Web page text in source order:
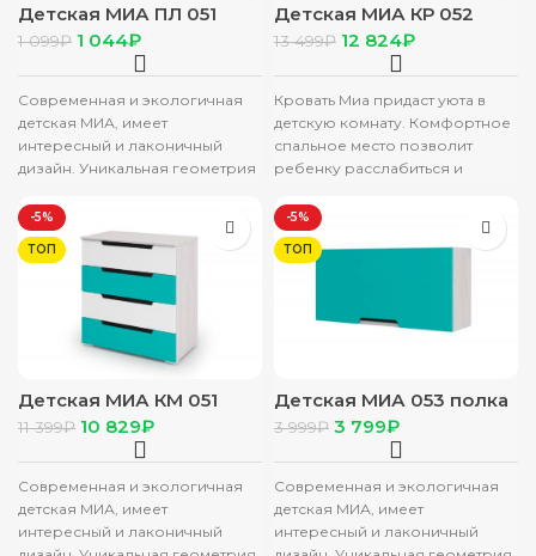
Детская МИА ПЛ 051
полка открытая
(0,373х0,35х0,21) фасад
МДФ МЕТ МАТ/корпус
1 099₽ 1 044₽
Современная и экологичная
детская МИА, имеет
интересный и лаконичный
дизайн. Уникальная геометрия
создает атмосферу ультра-
современности и
минимализма. Детская
Детская МИА КР 052
кровать (0,952х0,7х1,932)
фасад МДФ МЕТ МАТ/
корпус АНКОР
13 499₽ 12 824₽
Кровать Миа придаст уюта в
детскую комнату. Комфортное
спальное место позволит
ребенку расслабиться и
свершений. Высота,
-5%
ТОП
Детская МИА КМ 051
комод с ящиками
(0,804х0,856х0,45) фасад
МДФ МЕТ МАТ/корпус
11 399₽ 10 829₽
Современная и экологичная
детская МИА, имеет
интересный и лаконичный
-5%
ТОП
Детская МИА 053 полка
с дверкой
0,746*0,35*0,226 бирюза
мет. МДФ Мет. мат/кор.
3 999₽ 3 799₽
Современная и экологичная
детская МИА, имеет
интересный и лаконичный